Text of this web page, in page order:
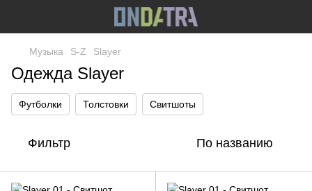
Музыка S-Z Slayer
Одежда Slayer
Футболки Толстовки Свитшоты
Фильтр По названию